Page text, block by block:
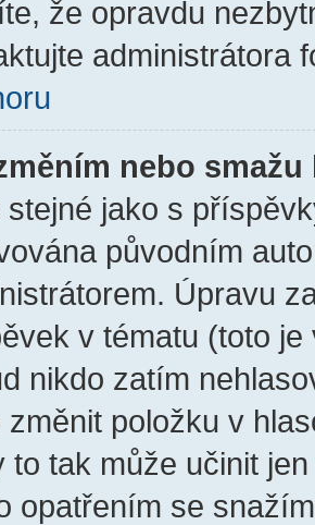
že opravdu
administrátora
nebo
stejné jako s
původním
Úpravu
v tématu (toto
nikdo zatím
změnit položku v
to tak může učinit
opatřením se